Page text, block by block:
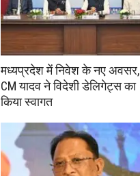
मध्यप्रदेश में निवेश के नए अवसर,
CM यादव ने विदेशी डेलिगेट्स का
किया स्वागत